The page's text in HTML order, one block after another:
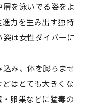
を泳いでる姿をよ
力を生み出す独特
は女性ダイバーに
み、体を膨らませ
はとても大きくな
卵巣などに猛毒の